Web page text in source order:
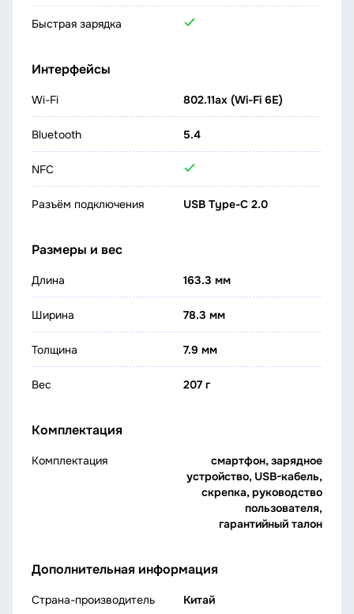
Быстрая зарядка
Интерфейсы
Wi-Fi 802.11ax (Wi-Fi 6E)
Bluetooth 5.4
NFC
Разъём подключения USB Type-C 2.0
Размеры и вес
Длина 163.3 мм
Ширина 78.3 мм
Толщина 7.9 мм
Вес 207 г
Комплектация
Комплектация
смартфон, зарядное
устройство, USB-кабель,
скрепка, руководство
пользователя,
гарантийный талон
Дополнительная информация
Страна-производитель Китай